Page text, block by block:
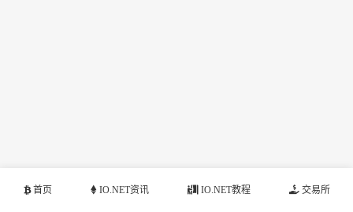
首页 IO.NET资讯 IO.NET教程 交易所